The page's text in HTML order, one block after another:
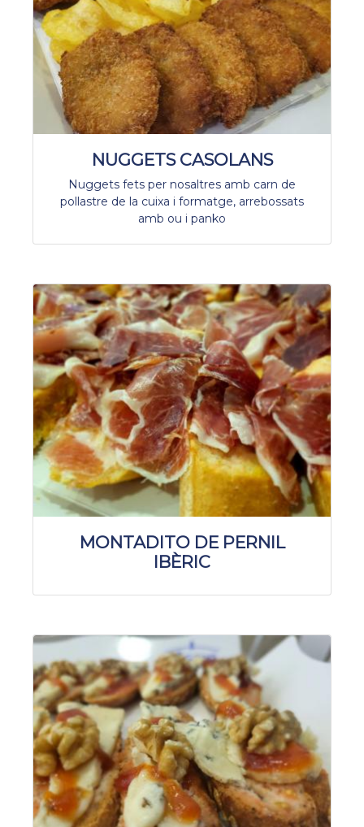
NUGGETS CASOLANS
Nuggets fets per nosaltres amb carn de
pollastre de la cuixa i formatge, arrebossats
amb ou i panko
MONTADITO DE PERNIL
IBÈRIC